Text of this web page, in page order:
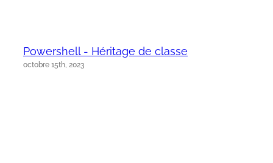
Powershell - Héritage de classe
octobre 15th, 2023